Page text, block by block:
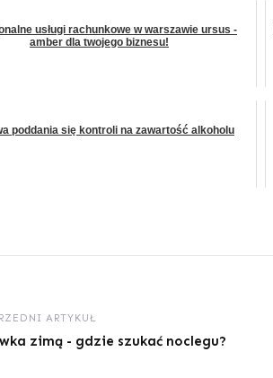
usługi rachunkowe w warszawie ursus -
amber dla twojego biznesu!
poddania się kontroli na zawartość alkoholu
ARTYKUŁ
zimą - gdzie szukać noclegu?